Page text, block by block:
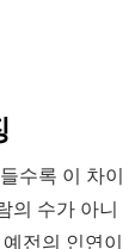
수록 이 차이
의 수가 아니
전의 인연이